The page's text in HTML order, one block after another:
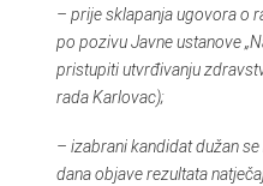
– prije sklapanja ugovora o
po pozivu Javne ustanove
pristupiti utvrđivanju
rada Karlovac);
– izabrani kandidat dužan se
dana objave rezultata